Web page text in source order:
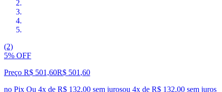
(2)
5% OFF
Preço R$ 501,60R$ 501,60
no Pix Ou 4x de R$ 132,00 sem jurosou 4x de R$ 132,00 sem juros